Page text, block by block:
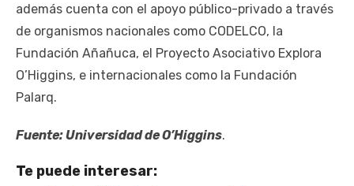
además cuenta con el apoyo público-privado a través
de organismos nacionales como CODELCO, la
Fundación Añañuca, el Proyecto Asociativo Explora
O’Higgins, e internacionales como la Fundación
Palarq.
Fuente: Universidad de O’Higgins.
Te puede interesar: